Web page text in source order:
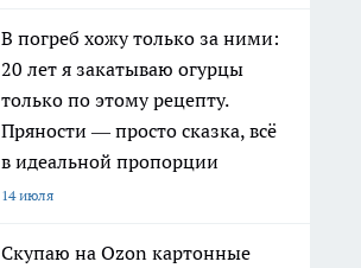
В погреб хожу только за ними:
20 лет я закатываю огурцы
только по этому рецепту.
Пряности — просто сказка, всё
в идеальной пропорции
14 июля
Скупаю на Ozon картонные